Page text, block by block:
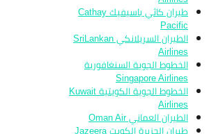
طيران كاثي باسيفيك Cathay
Pacific
الطيران السريلانكي SriLankan
Airlines
الخطوط الجوية السنغافورية
Singapore Airlines
الخطوط الجوية الكويتية Kuwait
Airlines
الطيران العماني Oman Air